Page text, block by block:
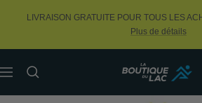
LIVRAISON GRATUITE POUR TOUS LES
Plus de détails
Navigation
La